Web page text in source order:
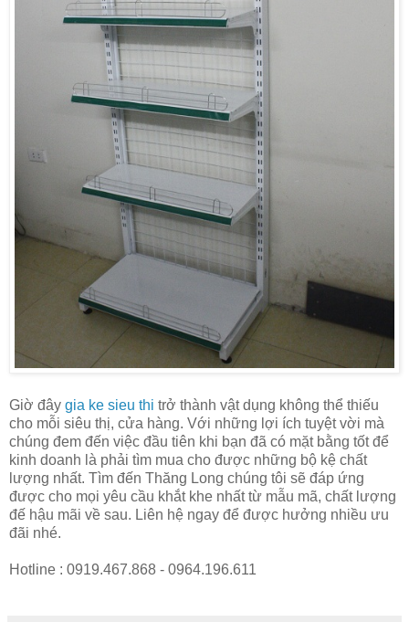
Giờ đây gia ke sieu thi trở thành vật dụng không thể thiếu
cho mỗi siêu thị, cửa hàng. Với những lợi ích tuyệt vời mà
chúng đem đến việc đầu tiên khi bạn đã có mặt bằng tốt để
kinh doanh là phải tìm mua cho được những bộ kệ chất
lượng nhất. Tìm đến Thăng Long chúng tôi sẽ đáp ứng
được cho mọi yêu cầu khắt khe nhất từ mẫu mã, chất lượng
đế hậu mãi về sau. Liên hệ ngay để được hưởng nhiều ưu
đãi nhé.
Hotline : 0919.467.868 - 0964.196.611